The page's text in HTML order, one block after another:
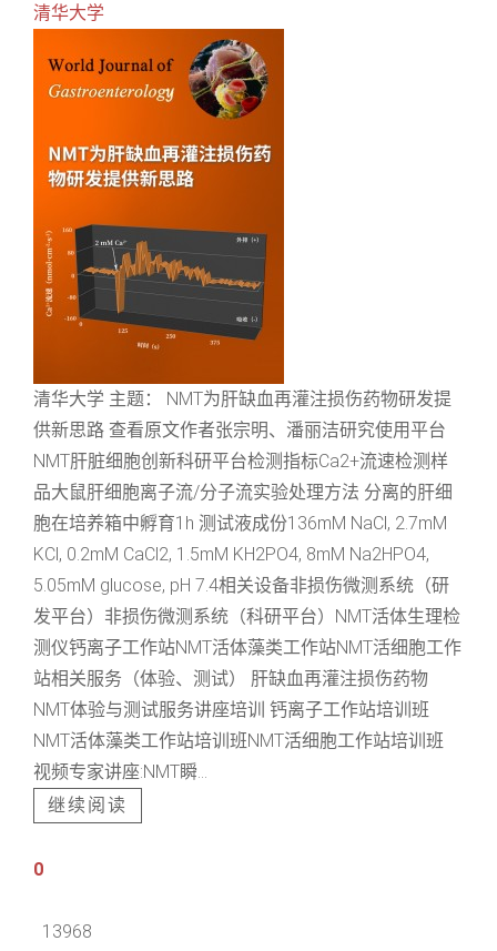
清华大学
清华大学 主题： NMT为肝缺血再灌注损伤药物研发提
供新思路 查看原文作者张宗明、潘丽洁研究使用平台
NMT肝脏细胞创新科研平台检测指标Ca2+流速检测样
品大鼠肝细胞离子流/分子流实验处理方法 分离的肝细
胞在培养箱中孵育1h 测试液成份136mM NaCl, 2.7mM
KCl, 0.2mM CaCl2, 1.5mM KH2PO4, 8mM Na2HPO4,
5.05mM glucose, pH 7.4相关设备非损伤微测系统（研
发平台）非损伤微测系统（科研平台）NMT活体生理检
测仪钙离子工作站NMT活体藻类工作站NMT活细胞工作
站相关服务（体验、测试） 肝缺血再灌注损伤药物
NMT体验与测试服务讲座培训 钙离子工作站培训班
NMT活体藻类工作站培训班NMT活细胞工作站培训班
视频专家讲座:NMT瞬...
继续阅读
0
13968